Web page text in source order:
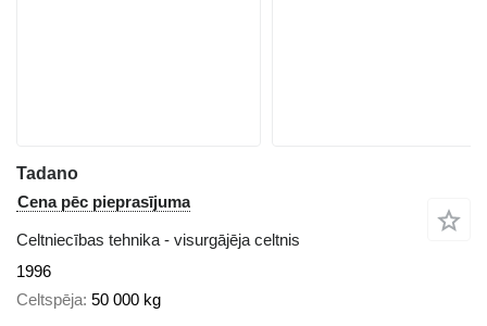
Tadano
Cena pēc pieprasījuma
Celtniecības tehnika - visurgājēja celtnis
1996
Celtspēja 50 000 kg